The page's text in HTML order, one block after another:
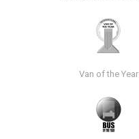
Van of the Year